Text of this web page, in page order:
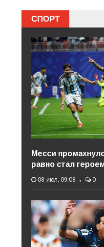
СПОРТ
Месси
равно стал
08-июл, 09:08 0